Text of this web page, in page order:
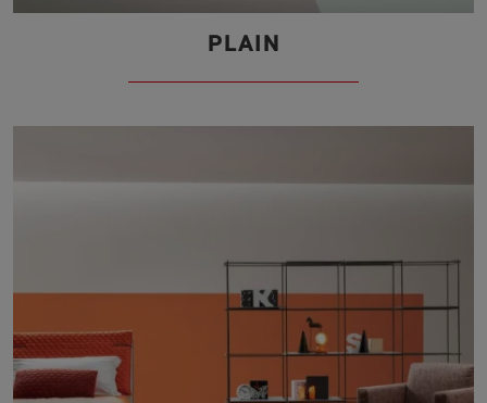
PLAIN